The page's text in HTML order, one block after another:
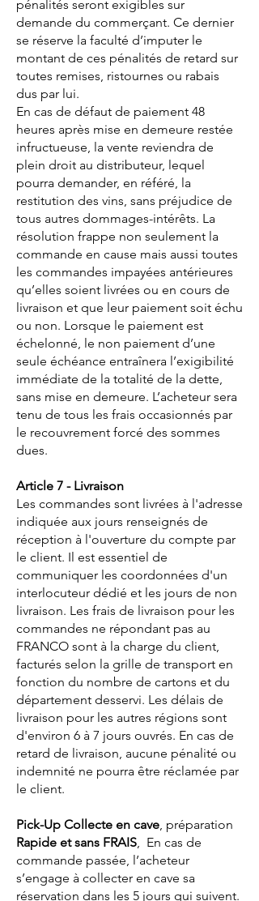
pénalités seront exigibles sur
demande du commerçant. Ce dernier
se réserve la faculté d’imputer le
montant de ces pénalités de retard sur
toutes remises, ristournes ou rabais
dus par lui.
En cas de défaut de paiement 48
heures après mise en demeure restée
infructueuse, la vente reviendra de
plein droit au distributeur, lequel
pourra demander, en référé, la
restitution des vins, sans préjudice de
tous autres dommages-intérêts. La
résolution frappe non seulement la
commande en cause mais aussi toutes
les commandes impayées antérieures
qu’elles soient livrées ou en cours de
livraison et que leur paiement soit échu
ou non. Lorsque le paiement est
échelonné, le non paiement d’une
seule échéance entraînera l’exigibilité
immédiate de la totalité de la dette,
sans mise en demeure. L’acheteur sera
tenu de tous les frais occasionnés par
le recouvrement forcé des sommes
dues.
Article 7 - Livraison
Les commandes sont livrées à l'adresse
indiquée aux jours renseignés de
réception à l'ouverture du compte par
le client. Il est essentiel de
communiquer les coordonnées d'un
interlocuteur dédié et les jours de non
livraison. Les frais de livraison pour les
commandes ne répondant pas au
FRANCO sont à la charge du client,
facturés selon la grille de transport en
fonction du nombre de cartons et du
département desservi. Les délais de
livraison pour les autres régions sont
d'environ 6 à 7 jours ouvrés. En cas de
retard de livraison, aucune pénalité ou
indemnité ne pourra être réclamée par
le client.
Pick-Up Collecte en cave, préparation
Rapide et sans FRAIS, En cas de
commande passée, l’acheteur
s’engage à collecter en cave sa
réservation dans les 5 jours qui suivent.